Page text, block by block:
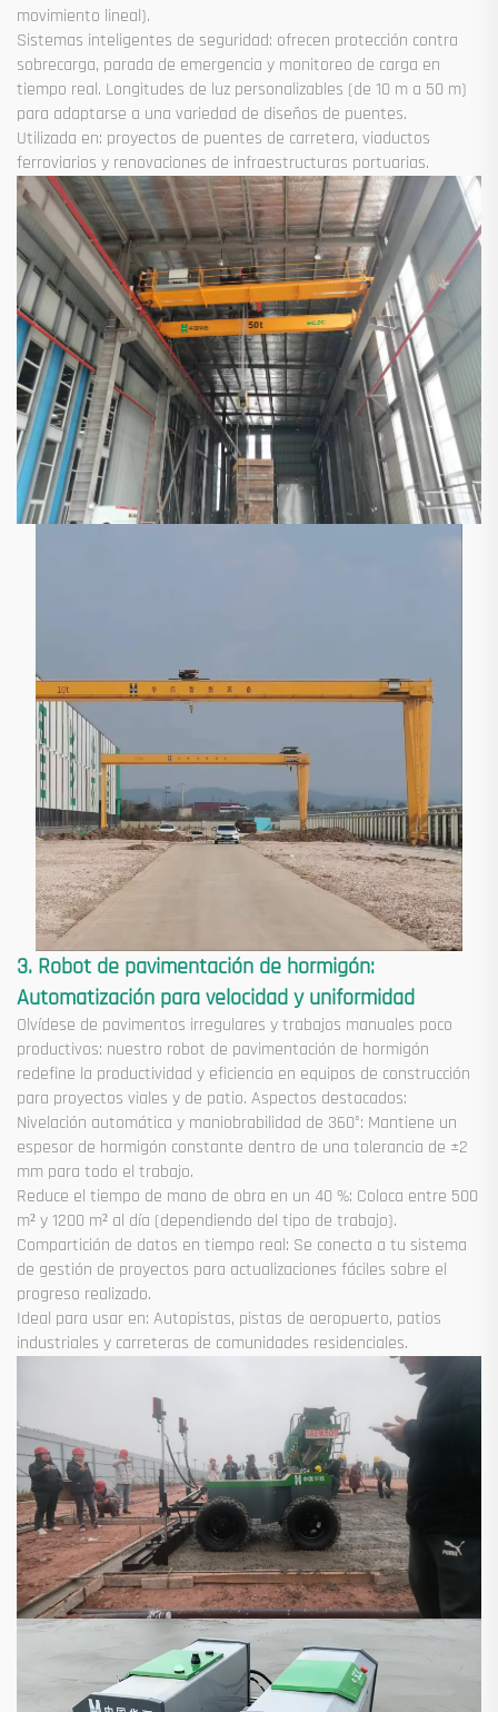
movimiento lineal).
Sistemas inteligentes de seguridad: ofrecen protección contra
sobrecarga, parada de emergencia y monitoreo de carga en
tiempo real. Longitudes de luz personalizables (de 10 m a 50 m)
para adaptarse a una variedad de diseños de puentes.
Utilizada en: proyectos de puentes de carretera, viaductos
ferroviarios y renovaciones de infraestructuras portuarias.
3. Robot de pavimentación de hormigón:
Automatización para velocidad y uniformidad
Olvídese de pavimentos irregulares y trabajos manuales poco
productivos: nuestro robot de pavimentación de hormigón
redefine la productividad y eficiencia en equipos de construcción
para proyectos viales y de patio. Aspectos destacados:
Nivelación automática y maniobrabilidad de 360°: Mantiene un
espesor de hormigón constante dentro de una tolerancia de ±2
mm para todo el trabajo.
Reduce el tiempo de mano de obra en un 40 %: Coloca entre 500
m² y 1200 m² al día (dependiendo del tipo de trabajo).
Compartición de datos en tiempo real: Se conecta a tu sistema
de gestión de proyectos para actualizaciones fáciles sobre el
progreso realizado.
Ideal para usar en: Autopistas, pistas de aeropuerto, patios
industriales y carreteras de comunidades residenciales.